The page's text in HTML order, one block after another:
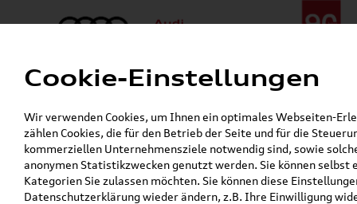
Menü
24h-Pannenhilfe:+49 (0)171 / 870 72 87
Gerade geöffnet
Mo. - Fr. 08:00 - 19:00 Uhr Sa. 09:00 - 13:00 Uhr
Service: Mo. - Fr. 06:00 - 20:00 Uhr Sa. 08:00 - 13:00 Uhr
Cookie-Einstellungen
Wir verwenden Cookies, um Ihnen ein optimales Webseiten-
zählen Cookies, die für den Betrieb der Seite und für die
kommerziellen Unternehmensziele notwendig sind, sowie
anonymen Statistikzwecken genutzt werden. Sie können selbst
Kategorien Sie zulassen möchten. Sie können diese
Datenschutzerklärung wieder ändern, z.B. Ihre Einwilligung